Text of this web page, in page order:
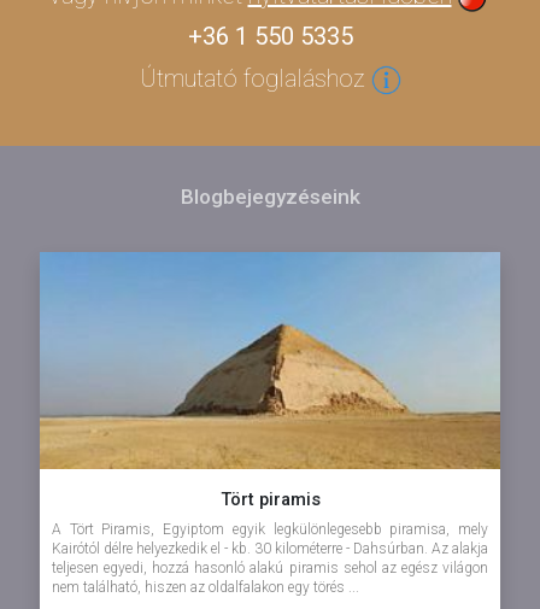
+36 1 550 5335
Útmutató foglaláshoz
Blogbejegyzéseink
Tört piramis
A Tört Piramis, Egyiptom egyik legkülönlegesebb piramisa, mely
Kairótól délre helyezkedik el - kb. 30 kilométerre - Dahsúrban. Az alakja
teljesen egyedi, hozzá hasonló alakú piramis sehol az egész világon
nem található, hiszen az oldalfalakon egy törés ...